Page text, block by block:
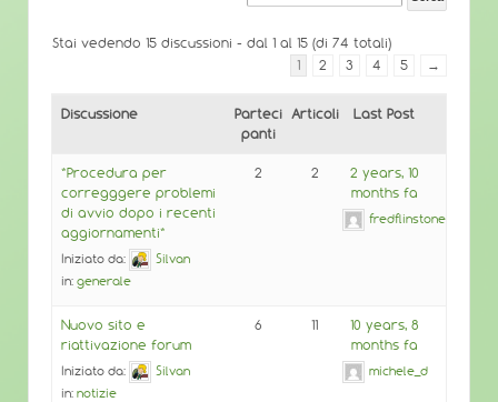
Stai vedendo 15 discussioni - dal 1 al 15 (di 74 totali)
1
2 3 4 5 →
Discussione
Parteci
panti
Articoli Last Post
*Procedura per
corregggere problemi
di avvio dopo i recenti
aggiornamenti*
Iniziato da:
Silvan
in: generale
2 2
2 years, 10
months fa
fredflinstone
Nuovo sito e
riattivazione forum
Iniziato da:
Silvan
in: notizie
6 11
10 years, 8
months fa
michele_d